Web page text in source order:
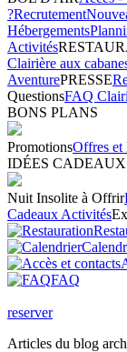
?Recrutement
Hébergements
Activités
Clairière aux
AventurePRESSE
QuestionsFAQ
BONS PLANS
PromotionsOffres et
IDÉES CADEAUX
Nuit Insolite à Offrir
Cadeaux Activités
FAQ
reserver
Articles du blog